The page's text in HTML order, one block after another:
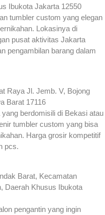
Ibukota Jakarta 12550
tumbler custom yang elegan
Lokasinya di
pusat aktivitas Jakarta
pengambilan barang dalam
Raya Jl. Jemb. V, Bojong
Barat 17116
berdomisili di Bekasi atau
tumbler custom yang bisa
Harga grosir kompetitif
pcs.
Barat, Kecamatan
Daerah Khusus Ibukota
pengantin yang ingin